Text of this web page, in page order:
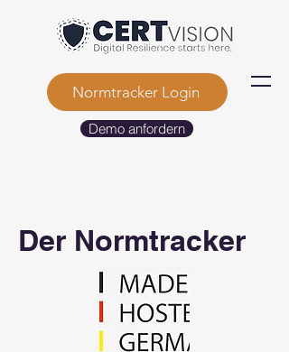
Normtracker Login
Demo anfordern
Der Normtracker